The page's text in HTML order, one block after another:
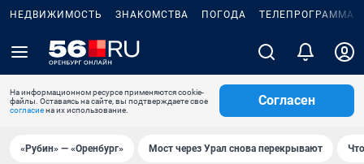
НЕДВИЖИМОСТЬ ЗНАКОМСТВА ПОГОДА ТЕЛЕПРОГРАММА
На информационном ресурсе применяются cookie-
файлы. Оставаясь на сайте, вы подтверждаете свое
согласиена их использование.
Согласен
«Рубин» — «Оренбург» Мост через Урал снова перекрывают